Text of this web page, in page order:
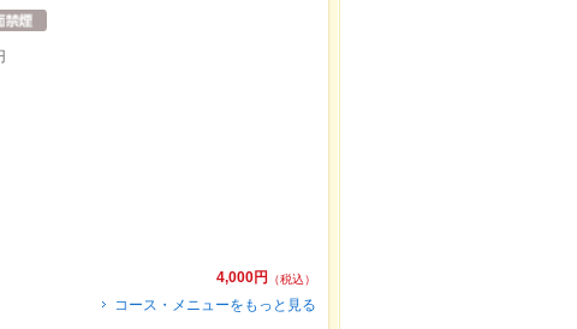
4,000円
（税込）
コース・メニューをもっと見る